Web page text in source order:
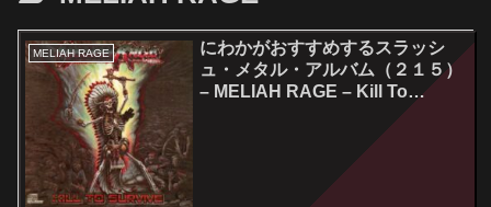
MELIAH RAGE
にわかがおすすめするスラッシ
ュ・メタル・アルバム（２１５）
– MELIAH RAGE – Kill To